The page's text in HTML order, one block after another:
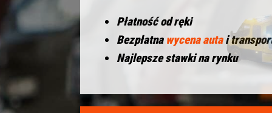
Płatność od ręki
Bezpłatna wycena autai
Najlepsze stawki na rynku